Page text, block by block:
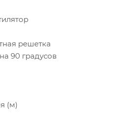
решетка
90 градусов
(м)